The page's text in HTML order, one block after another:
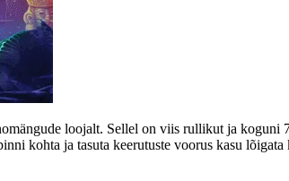
loojalt. Sellel on viis rullikut ja koguni
kohta ja tasuta keerutuste voorus kasu